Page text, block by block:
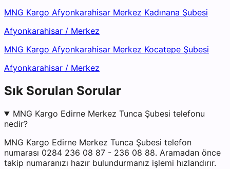
MNG Kargo Afyonkarahisar Merkez Kadınana Şubesi
Afyonkarahisar / Merkez
MNG Kargo Afyonkarahisar Merkez Kocatepe Şubesi
Afyonkarahisar / Merkez
Sık Sorulan Sorular
MNG Kargo Edirne Merkez Tunca Şubesi telefonu
nedir?
MNG Kargo Edirne Merkez Tunca Şubesi telefon
numarası 0284 236 08 87 - 236 08 88. Aramadan önce
takip numaranızı hazır bulundurmanız işlemi hızlandırır.